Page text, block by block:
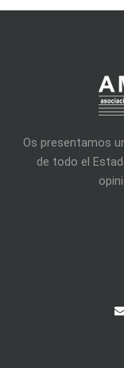
Os presentamos
de todo el